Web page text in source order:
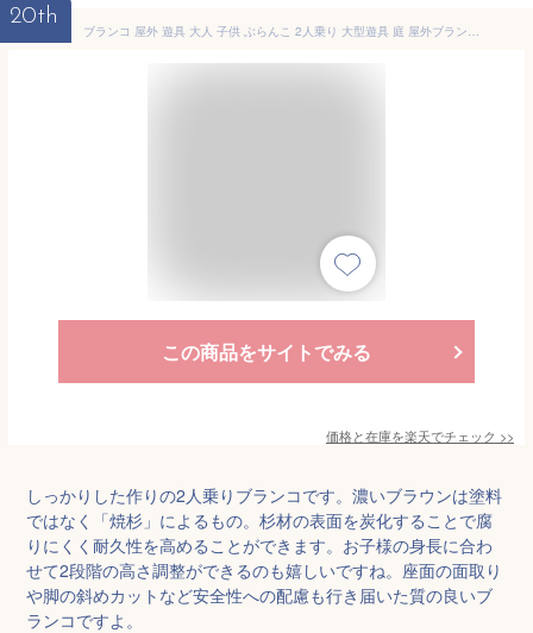
20th
ブランコ 屋外 遊具 大人 子供 ぶらんこ 2人乗り 大型遊具 庭 屋外ブランコ 屋外遊具 スイングベンチ キッズ ベンチ 椅子 チェア 木製 天然木 木製ブランコ ガーデンファニチャー ガーデン エクステリア diy 大型 大きい 公園 こどもの日 おしゃれ
この商品をサイトでみる
価格と在庫を楽天でチェック >>
しっかりした作りの2人乗りブランコです。濃いブラウンは塗料
ではなく「焼杉」によるもの。杉材の表面を炭化することで腐
りにくく耐久性を高めることができます。お子様の身長に合わ
せて2段階の高さ調整ができるのも嬉しいですね。座面の面取り
や脚の斜めカットなど安全性への配慮も行き届いた質の良いブ
ランコですよ。